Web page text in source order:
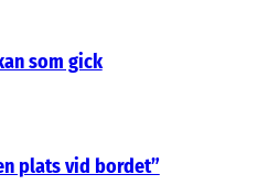
som gick
plats vid bordet”